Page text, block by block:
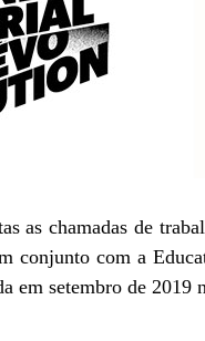
as chamadas de
conjunto com a
setembro de 2019